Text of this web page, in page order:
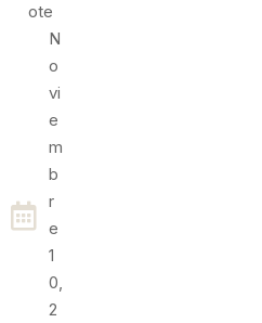
Ote
N
O
Vi
E
M
B
R
E
1
0,
2